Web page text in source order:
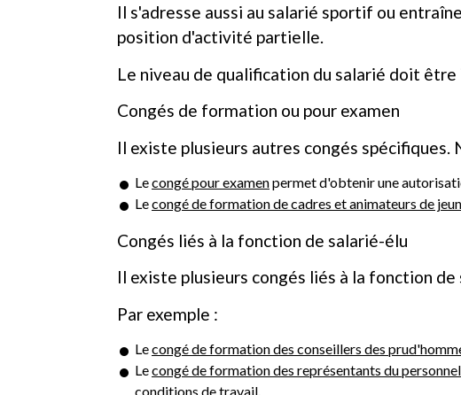
Il s'adresse aussi au salarié sportif ou
position d'activité partielle.
Le niveau de qualification du salarié doit
Congés de formation ou pour examen
Il existe plusieurs autres congés spécifiques.
Lecongé pour examenpermet d'obtenir une
Lecongé de formation de cadres et animateurs de
Congés liés à la fonction de salarié-élu
Il existe plusieurs congés liés à la fonction de
Par exemple :
Lecongé de formation des conseillers des
Lecongé de formation des représentants du personnel
conditions de travail.